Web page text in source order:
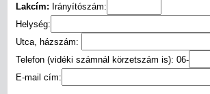
Lakcím: Irányítószám:
Helység:
Utca, házszám:
Telefon (vidéki számnál körzetszám is): 06-
E-mail cím: